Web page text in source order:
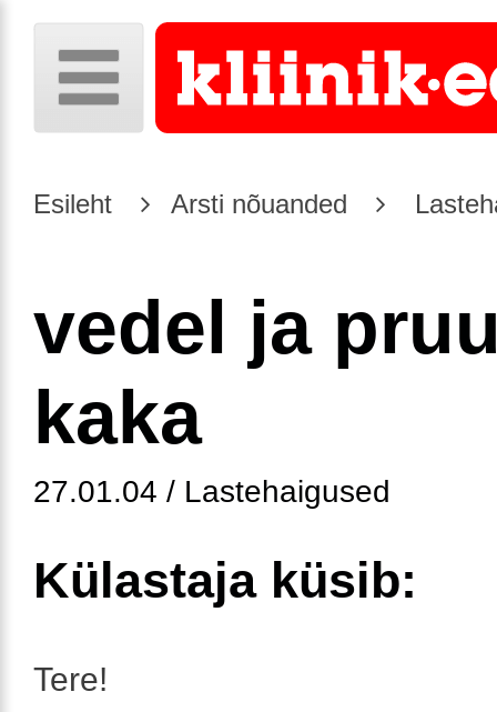
Esileht Arsti nõuanded
vedel ja
kaka
27.01.04 / Lastehaigused
Külastaja küsib:
Tere!